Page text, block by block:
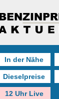
In der Nähe
Dieselpreise
12 Uhr Live